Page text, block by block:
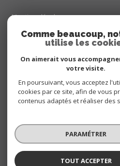
Mentions légales
Cookies
© 2026 | Tous droits réservés
Réalisé par
Comme beaucoup,
utilise les
On aimerait vous
votre visite.
En poursuivant, vous acceptez
cookies par ce site, afin de vous
contenus adaptés et réaliser des
PARAMÉTRER
TOUT ACCEPTER